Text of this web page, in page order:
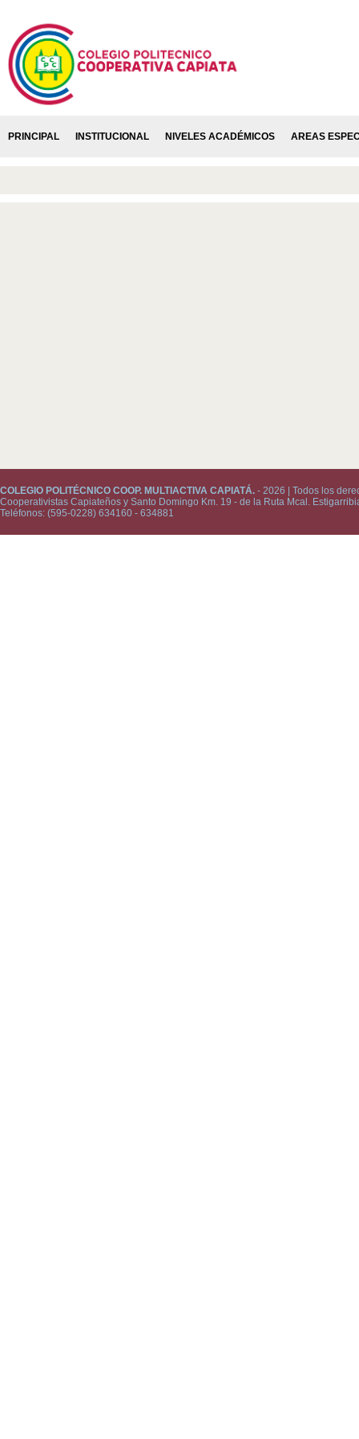
PRINCIPAL INSTITUCIONAL NIVELES ACADÉMICOS AREAS
COLEGIO POLITÉCNICO COOP. MULTIACTIVA CAPIATÁ. - 2026 | Todos los
Cooperativistas Capiateños y Santo Domingo Km. 19 - de la Ruta Mcal.
Teléfonos: (595-0228) 634160 - 634881